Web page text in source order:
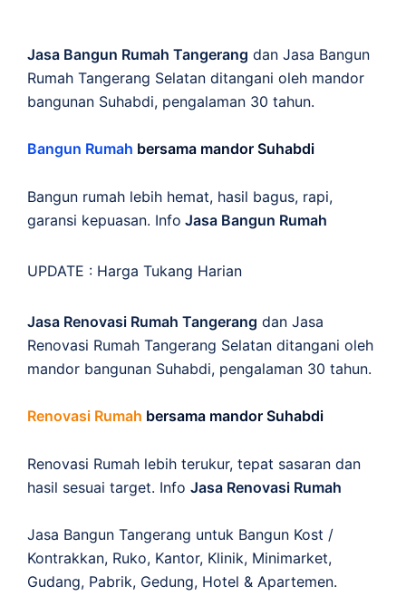
Jasa Bangun Rumah Tangerang dan Jasa Bangun
Rumah Tangerang Selatan ditangani oleh mandor
bangunan Suhabdi, pengalaman 30 tahun.
Bangun Rumah bersama mandor Suhabdi
Bangun rumah lebih hemat, hasil bagus, rapi,
garansi kepuasan. Info Jasa Bangun Rumah
UPDATE : Harga Tukang Harian
Jasa Renovasi Rumah Tangerang dan Jasa
Renovasi Rumah Tangerang Selatan ditangani oleh
mandor bangunan Suhabdi, pengalaman 30 tahun.
Renovasi Rumah bersama mandor Suhabdi
Renovasi Rumah lebih terukur, tepat sasaran dan
hasil sesuai target. Info Jasa Renovasi Rumah
Jasa Bangun Tangerang untuk Bangun Kost /
Kontrakkan, Ruko, Kantor, Klinik, Minimarket,
Gudang, Pabrik, Gedung, Hotel & Apartemen.